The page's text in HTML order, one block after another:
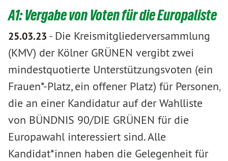
A1: Vergabe von Voten für die Europaliste
25.03.23 - Die Kreismitgliederversammlung
(KMV) der Kölner GRÜNEN vergibt zwei
mindestquotierte Unterstützungsvoten (ein
Frauen*-Platz, ein offener Platz) für Personen,
die an einer Kandidatur auf der Wahlliste
von BÜNDNIS 90/DIE GRÜNEN für die
Europawahl interessiert sind. Alle
Kandidat*innen haben die Gelegenheit für